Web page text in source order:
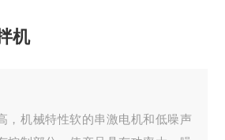
机
，机械特性软的串激电机和低噪声